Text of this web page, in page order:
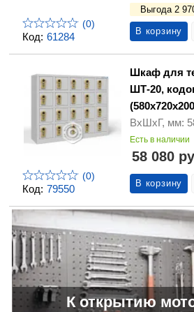
Код: 61284
(0)
Выгода 2
В корзину
Код: 79550
(0)
Шкаф для
ШТ-20,
ВхШхГ, мм:
Есть в наличии
58 080
В корзину
К открытию